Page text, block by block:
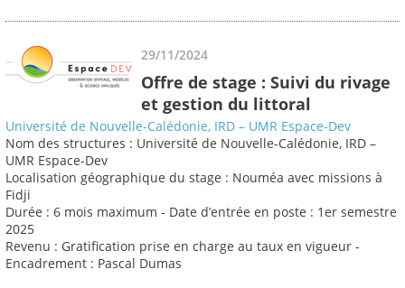
29/11/2024
Offre de stage : Suivi du rivage
et gestion du littoral
Université de Nouvelle-Calédonie, IRD – UMR Espace-Dev
Nom des structures : Université de Nouvelle-Calédonie, IRD –
UMR Espace-Dev
Localisation géographique du stage : Nouméa avec missions à
Fidji
Durée : 6 mois maximum - Date d’entrée en poste : 1er semestre
2025
Revenu : Gratification prise en charge au taux en vigueur -
Encadrement : Pascal Dumas